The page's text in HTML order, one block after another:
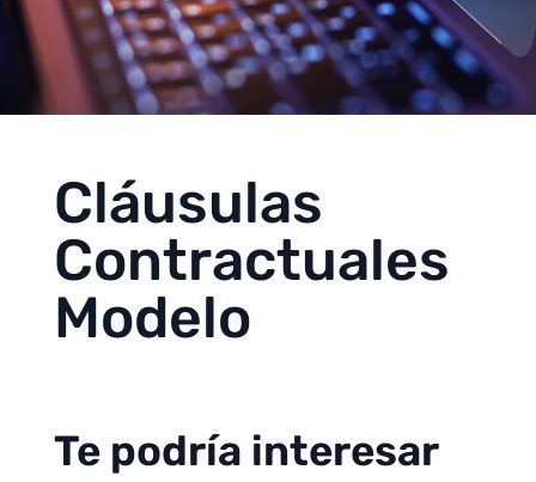
Cláusulas
Contractuales
Modelo
Te podría interesar